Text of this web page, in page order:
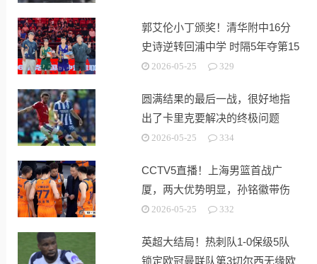
郭艾伦小丁颁奖！清华附中16分
史诗逆转回浦中学 时隔5年夺第15
冠2026-05-25 329
圆满结果的最后一战，很好地指
出了卡里克要解决的终极问题
2026-05-25 334
CCTV5直播！上海男篮首战广
厦，两大优势明显，孙铭徽带伤
出战！
2026-05-25 332
英超大结局！热刺队1-0保级5队
锁定欧冠曼联队第3切尔西无缘欧